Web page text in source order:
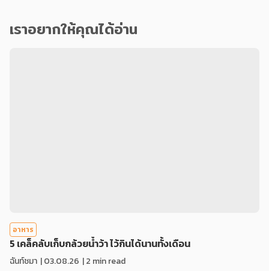
เราอยากให้คุณได้อ่าน
อาหาร
5 เคล็คลับเก็บกล้วยน้ำว้า ไว้กินได้นานทั้งเดือน
ฉันท์ชมา |03.08.26 | 2 min read